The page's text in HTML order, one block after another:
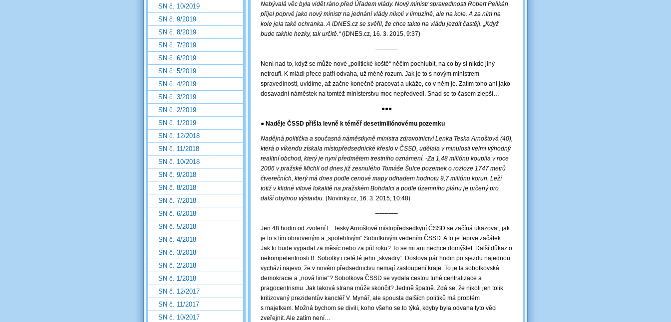
Nebývalá věc byla vidět ráno před Úřadem vlády. Nový ministr spravedlnosti Robert Pelikán
přijel poprvé jako nový ministr na jednání vlády nikoli v limuzíně, ale na kole. A za ním na
kole jela také ochranka. A iDNES.cz se svěřil, že chce takto na vládu jezdit častěji. „Když
bude takhle hezky, tak určitě.“(iDNES.cz, 16. 3. 2015, 9:37)
─────
Není nad to, když se může nové „politické koště“ něčím pochlubit, na co by si nikdo jiný
netroufl. K mládí přece patří odvaha, už méně rozum. Jak je to s novým ministrem
spravedlnosti, uvidíme, až začne konečně pracovat a ukáže, co v něm je. Zatím toho ani jako
dosavadní náměstek na tomtéž ministerstvu moc nepředvedl. Snad se to časem zlepší…
●●●
● Naděje ČSSD přišla levně k téměř desetimiliónovému pozemku
Nadějná politička a současná náměstkyně ministra zdravotnictví Lenka Teska Arnoštová (40),
která o víkendu získala místopředsednické křeslo v ČSSD, udělala v minulosti velmi výhodný
realitní obchod, který je nyní předmětem trestního oznámení. -Za 1,48 miliónu koupila v roce
2006 v pražské Michli od dnes již zesnulého Tomáše Šulce pozemek o rozloze 1747 metrů
čtverečních, který má dnes podle cenové mapy odhadem hodnotu 9,7 miliónu korun. Leží
totiž v klidné vilové lokalitě na pražském Bohdalci a podle územního plánu je určený pro
další obytnou výstavbu. (Novinky.cz, 16. 3. 2015, 10:48)
─────
Jen 48 hodin od zvolení L. Tesky Arnoštové místopředsedkyní ČSSD se začíná ukazovat, jak
je to s tím obnoveným a „spolehlivým“ Sobotkovým vedením ČSSD. A to je teprve začátek.
Jak to bude vypadat za měsíc nebo za půl roku? To se mi ani nechce domýšlet. Další důkaz o
nekompetentnosti B. Sobotky i celé té jeho „skvadry“. Doslova pár hodin po sjezdu najednou
vychází najevo, že v novém předsednictvu nemají zastoupení kraje. To je ta sobotkovská
demokracie a „nová linie“? Sobotkova ČSSD se vydala cestou tuhé centralizace a
pragocentrismu. Jak taková strana může skončit? Jedině špatně. Zdá se, že nikoli jen tolik
kritizovaný prezidentův kancléř V. Mynář, ale spousta dalších politiků má problém
s majetkem. Možná bychom se divili, koho všeho se to týká, kdyby byla odvaha tyto věci
zveřejnit. Ale zatím není…
SN č. 10/2019
SN č. 9/2019
SN č. 8/2019
SN č. 7/2019
SN č. 6/2019
SN č. 5/2019
SN č. 4/2019
SN č. 3/2019
SN č. 2/2019
SN č. 1/2019
SN č. 12/2018
SN č. 11/2018
SN č. 10/2018
SN č. 9/2018
SN č. 8/2018
SN č. 7/2018
SN č. 6/2018
SN č. 5/2018
SN č. 4/2018
SN č. 3/2018
SN č. 2/2018
SN č. 1/2018
SN č. 12/2017
SN č. 11/2017
SN č. 10/2017